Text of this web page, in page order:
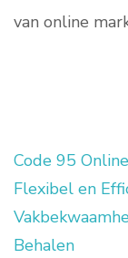
van online
Code 95
Flexibel en
Behalen